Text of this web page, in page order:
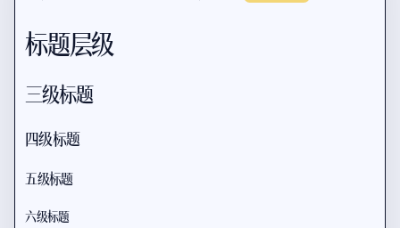
标题层级
三级标题
四级标题
五级标题
六级标题